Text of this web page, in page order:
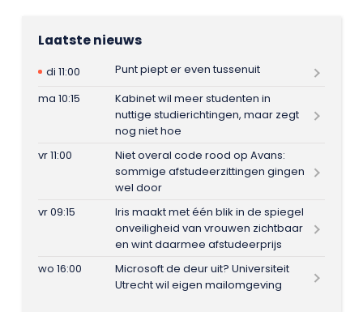
Laatste nieuws
di 11:00
Punt piept er even tussenuit
ma 10:15
Kabinet wil meer studenten in
nuttige studierichtingen, maar zegt
nog niet hoe
vr 11:00
Niet overal code rood op Avans:
sommige afstudeerzittingen gingen
wel door
vr 09:15
Iris maakt met één blik in de spiegel
onveiligheid van vrouwen zichtbaar
en wint daarmee afstudeerprijs
wo 16:00
Microsoft de deur uit? Universiteit
Utrecht wil eigen mailomgeving